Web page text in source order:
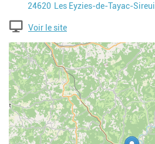
Code postal
24620 Ville
Les Eyzies-de-Tayac-Sireuil
Voir le site
Geolocalisation